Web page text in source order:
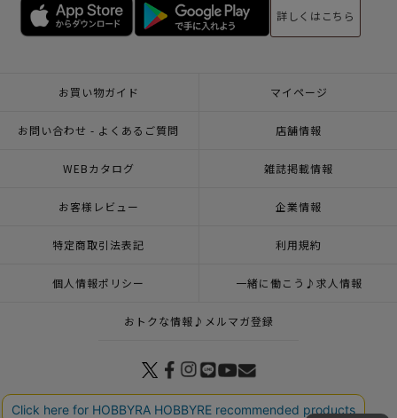
詳しくはこちら
お買い物ガイド マイページ
お問い合わせ - よくあるご質問 店舗情報
WEBカタログ 雑誌掲載情報
お客様レビュー 企業情報
特定商取引法表記 利用規約
個人情報ポリシー 一緒に働こう♪求人情報
おトクな情報♪メルマガ登録
© 2026 HOBBYRA HOBBYRE CORPORATION ALL Rights Reserved